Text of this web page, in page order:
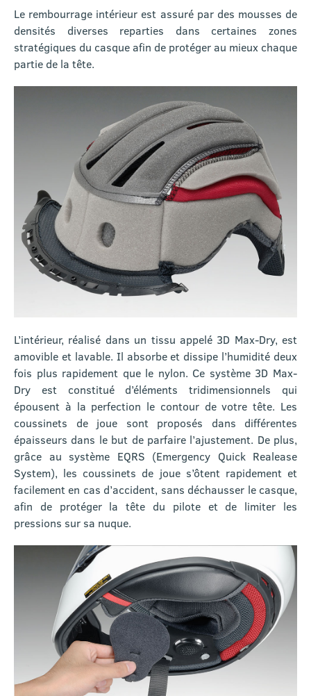
Le rembourrage intérieur est assuré par des mousses de
densités diverses reparties dans certaines zones
stratégiques du casque afin de protéger au mieux chaque
partie de la tête.
L’intérieur, réalisé dans un tissu appelé 3D Max-Dry, est
amovible et lavable. Il absorbe et dissipe l’humidité deux
fois plus rapidement que le nylon. Ce système 3D Max-
Dry est constitué d’éléments tridimensionnels qui
épousent à la perfection le contour de votre tête. Les
coussinets de joue sont proposés dans différentes
épaisseurs dans le but de parfaire l’ajustement. De plus,
grâce au système EQRS (Emergency Quick Realease
System), les coussinets de joue s’ôtent rapidement et
facilement en cas d’accident, sans déchausser le casque,
afin de protéger la tête du pilote et de limiter les
pressions sur sa nuque.